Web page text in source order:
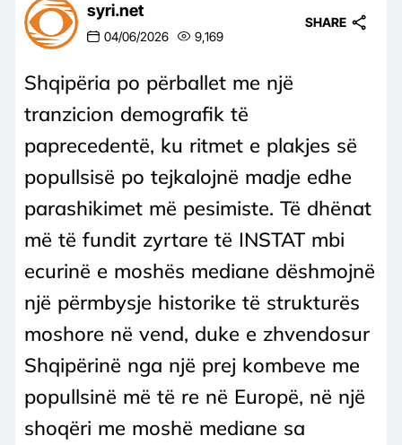
syri.net
04/06/2026 9,169
SHARE
Shqipëria po përballet me një
tranzicion demografik të
paprecedentë, ku ritmet e plakjes së
popullsisë po tejkalojnë madje edhe
parashikimet më pesimiste. Të dhënat
më të fundit zyrtare të INSTAT mbi
ecurinë e moshës mediane dëshmojnë
një përmbysje historike të strukturës
moshore në vend, duke e zhvendosur
Shqipërinë nga një prej kombeve me
popullsinë më të re në Europë, në një
shoqëri me moshë mediane sa